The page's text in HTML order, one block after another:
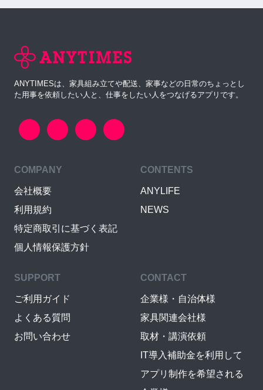
ANYTIMESは、家具組み立てや配送、家事などの日常のちょっとし
た用事を依頼したい人と、仕事をしたい人をつなげるアプリです。
COMPANY
会社概要
利用規約
特定商取引に基づく表記
個人情報保護方針
CONTENTS
ANYLIFE
NEWS
SUPPORT
ご利用ガイド
よくある質問
お問い合わせ
CONTACT
企業様・自治体様
家具関連会社様
取材・講演依頼
IT導入補助金を利用して
アプリ制作を希望される